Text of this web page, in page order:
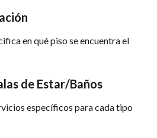
en qué piso se encuentra el
de Estar/Baños
específicos para cada tipo